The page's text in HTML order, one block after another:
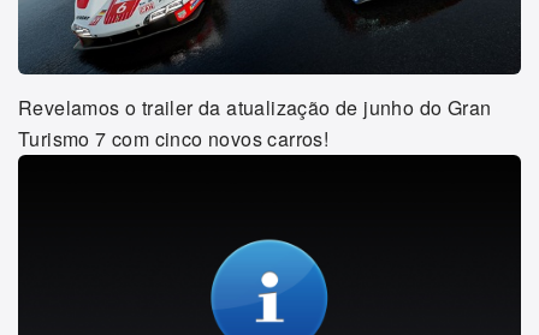
Revelamos o trailer da atualização de junho do Gran
Turismo 7 com cinco novos carros!